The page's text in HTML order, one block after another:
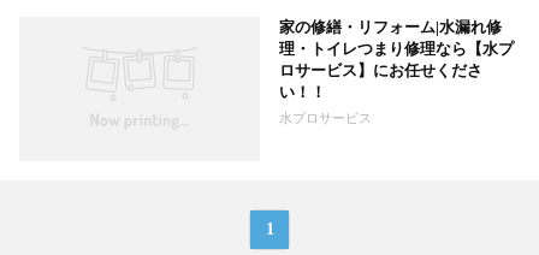
家の修繕・リフォーム|水漏れ修
理・トイレつまり修理なら【水プ
ロサービス】にお任せくださ
い！！
水プロサービス
1